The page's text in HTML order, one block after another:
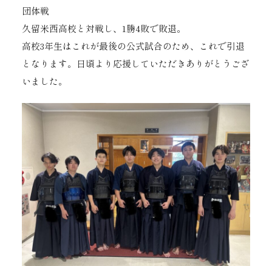
団体戦
久留米西高校と対戦し、1勝4敗で敗退。
高校3年生はこれが最後の公式試合のため、これで引退
となります。日頃より応援していただきありがとうござ
いました。